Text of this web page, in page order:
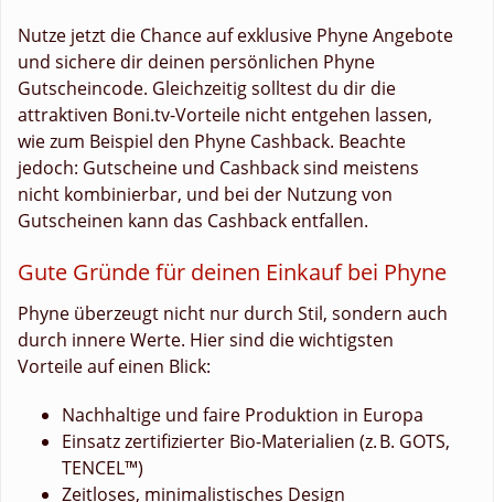
Nutze jetzt die Chance auf exklusive Phyne Angebote
und sichere dir deinen persönlichen Phyne
Gutscheincode. Gleichzeitig solltest du dir die
attraktiven Boni.tv-Vorteile nicht entgehen lassen,
wie zum Beispiel den Phyne Cashback. Beachte
jedoch: Gutscheine und Cashback sind meistens
nicht kombinierbar, und bei der Nutzung von
Gutscheinen kann das Cashback entfallen.
Gute Gründe für deinen Einkauf bei Phyne
Phyne überzeugt nicht nur durch Stil, sondern auch
durch innere Werte. Hier sind die wichtigsten
Vorteile auf einen Blick:
Nachhaltige und faire Produktion in Europa
Einsatz zertifizierter Bio-Materialien (z. B. GOTS,
TENCEL™)
Zeitloses, minimalistisches Design